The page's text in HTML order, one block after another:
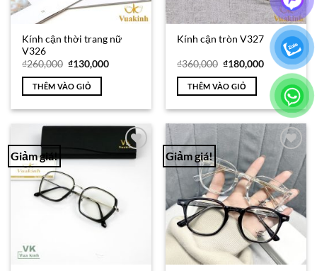
Kính cận thời trang nữ
V326
₫260,000 Giá
là:
₫260,000.
₫130,000Giá
THÊM VÀO GIỎ
Kính cận tròn V327
₫360,000 Giá
là:
₫360,000.
₫180,000Giá
hiện
tại
là:
₫180,000.
THÊM VÀO GIỎ
Giảm giá!
Add to
Giảm giá!
Add to
Wishlist